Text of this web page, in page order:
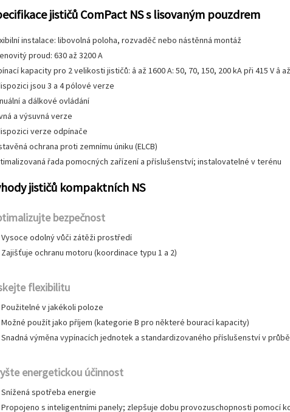
jističů ComPact NS s lisovaným pouzdrem
instalace: libovolná poloha, rozvaděč nebo nástěnná montáž
proud: 630 až 3200 A
kapacity pro 2 velikosti jističů: â až 1600 A: 50, 70, 150, 200 kA při 415 V â
jsou 3 a 4 pólové verze
a dálkové ovládání
a výsuvná verze
verze odpínače
ochrana proti zemnímu úniku (ELCB)
řada pomocných zařízení a příslušenství; instalovatelné v terénu
jističů kompaktních NS
bezpečnost
Vysoce odolný vůči zátěži prostředí
Zajišťuje ochranu motoru (koordinace typu 1 a 2)
flexibilitu
Použitelné v jakékoli poloze
Možné použít jako příjem (kategorie B pro některé bourací kapacity)
Snadná výměna vypínacích jednotek a standardizovaného příslušenství v
energetickou účinnost
Snížená spotřeba energie
Propojeno s inteligentními panely; zlepšuje dobu provozuschopnosti pomocí